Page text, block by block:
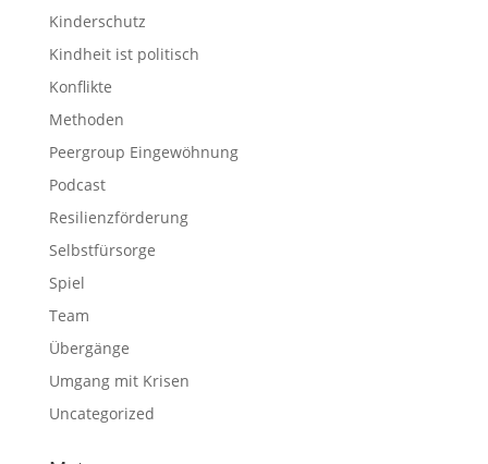
Kinderschutz
Kindheit ist politisch
Konflikte
Methoden
Peergroup Eingewöhnung
Podcast
Resilienzförderung
Selbstfürsorge
Spiel
Team
Übergänge
Umgang mit Krisen
Uncategorized